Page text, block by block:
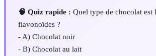
🧠 Quiz rapide : Quel type de chocolat est
flavonoïdes ?
- A) Chocolat noir
- B) Chocolat au lait